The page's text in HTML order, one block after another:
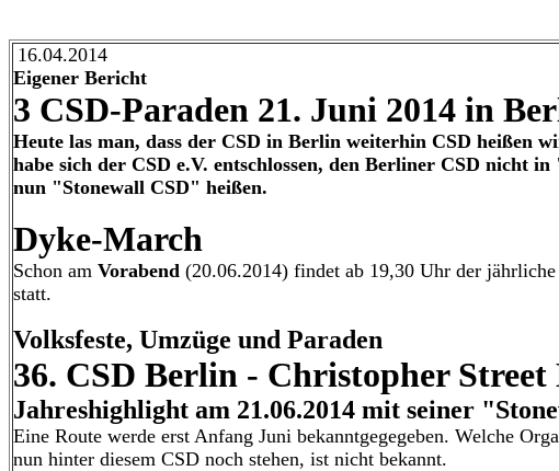
16.04.2014
Eigener Bericht
3 CSD-Paraden 21. Juni 2014 in
Heute las man, dass der CSD in Berlin weiterhin CSD heißen
habe sich der CSD e.V. entschlossen, den Berliner CSD nicht
nun "Stonewall CSD" heißen.
Dyke-March
Schon am Vorabend (20.06.2014) findet ab 19,30 Uhr der
statt.
Volksfeste, Umzüge und Paraden
36. CSD Berlin - Christopher Street
Jahreshighlight am 21.06.2014 mit seiner
Eine Route werde erst Anfang Juni bekanntgegegeben. Welche
nun hinter diesem CSD noch stehen, ist nicht bekannt.